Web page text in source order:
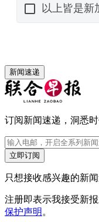
新闻速递
订阅新闻速递，洞悉时
立即订阅
只想接收感兴趣的新
注册即表示我接受新
保护声明 。